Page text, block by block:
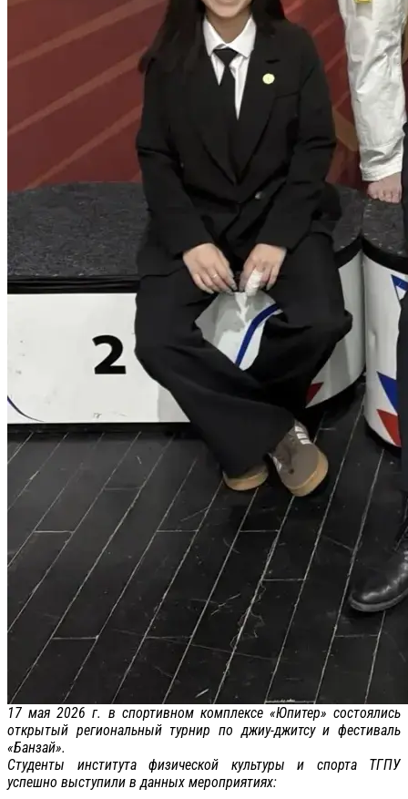
17 мая 2026 г. в спортивном комплексе «Юпитер» состоялись
открытый региональный турнир по джиу-джитсу и фестиваль
«Банзай».
Студенты института физической культуры и спорта ТГПУ
успешно выступили в данных мероприятиях: